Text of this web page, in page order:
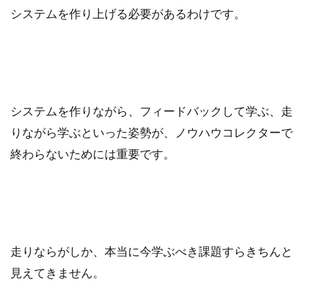
システムを作り上げる必要があるわけです。
システムを作りながら、フィードバックして学ぶ、走
りながら学ぶといった姿勢が、ノウハウコレクターで
終わらないためには重要です。
走りならがしか、本当に今学ぶべき課題すらきちんと
見えてきません。